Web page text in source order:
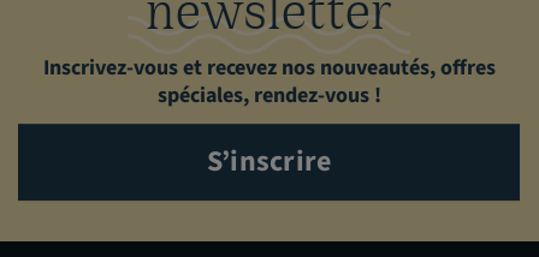
Inscrivez-vous et recevez nos nouveautés, offres
spéciales, rendez-vous !
S’inscrire